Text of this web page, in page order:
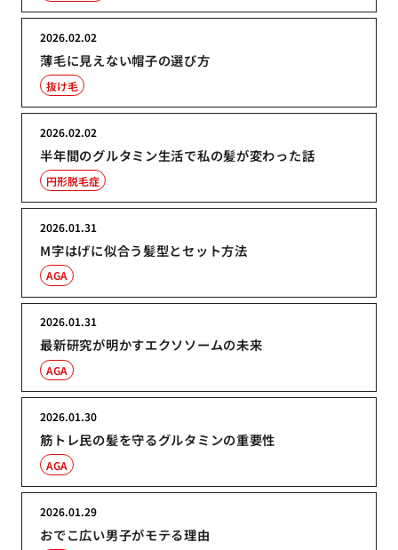
薄毛に見えない帽子の選び方
2026.02.02
抜け毛
半年間のグルタミン生活で私の髪が変わった話
2026.02.02
円形脱毛症
M字はげに似合う髪型とセット方法
2026.01.31
AGA
最新研究が明かすエクソソームの未来
2026.01.31
AGA
筋トレ民の髪を守るグルタミンの重要性
2026.01.30
AGA
おでこ広い男子がモテる理由
2026.01.29